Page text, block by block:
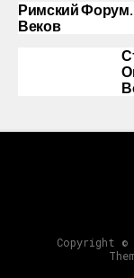
Римский
Веков
Copyright ©